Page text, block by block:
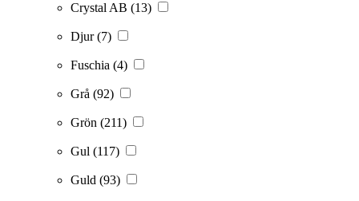
Crystal AB (13)
Djur(7)
Fuschia (4)
Grå (92)
Grön (211)
Gul (117)
Guld (93)